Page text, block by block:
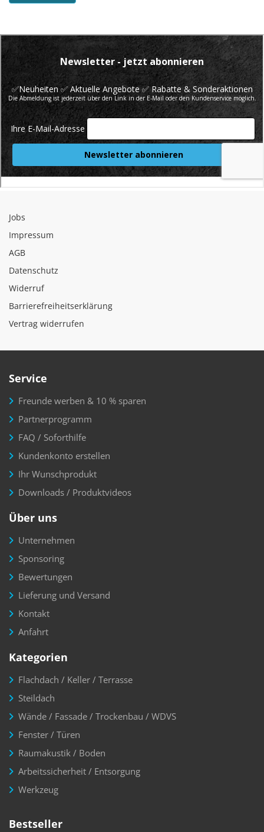
Jobs
Impressum
AGB
Datenschutz
Widerruf
Barrierefreiheitserklärung
Vertrag widerrufen
Service
Freunde werben & 10 % sparen
Partnerprogramm
FAQ / Soforthilfe
Kundenkonto erstellen
Ihr Wunschprodukt
Downloads / Produktvideos
Über uns
Unternehmen
Sponsoring
Bewertungen
Lieferung und Versand
Kontakt
Anfahrt
Kategorien
Flachdach / Keller / Terrasse
Steildach
Wände / Fassade / Trockenbau / WDVS
Fenster / Türen
Raumakustik / Boden
Arbeitssicherheit / Entsorgung
Werkzeug
Bestseller